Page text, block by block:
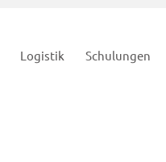
Logistik Schulungen